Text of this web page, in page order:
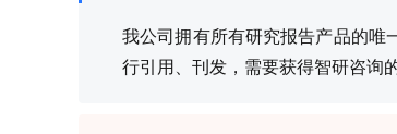
我公司拥有所有研究报告产品的唯
行引用、刊发，需要获得智研咨询